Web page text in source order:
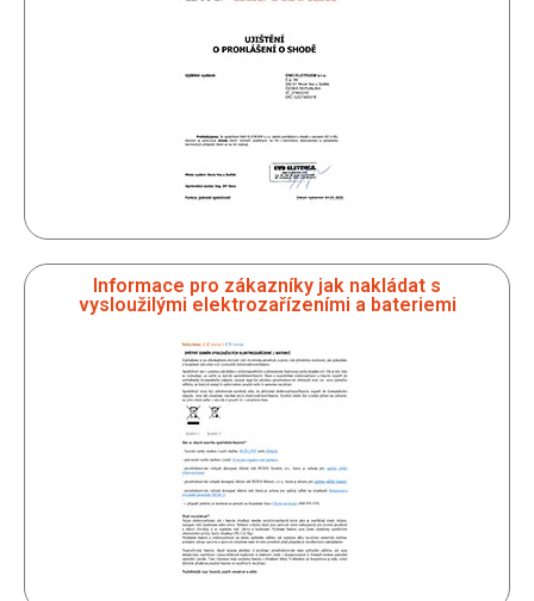
Informace pro zákazníky jak nakládat s
vysloužilými elektrozařízeními a bateriemi